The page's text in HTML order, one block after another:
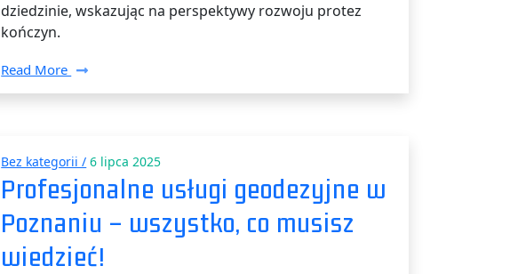
dziedzinie, wskazując na perspektywy rozwoju protez
kończyn.
Read More
Bez kategorii / 6 lipca 2025
Profesjonalne usługi geodezyjne w
Poznaniu – wszystko, co musisz
wiedzieć!